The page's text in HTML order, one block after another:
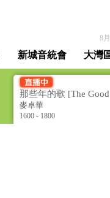
8
新城音統會 大灣
那些年的歌 [The Good
Old Songs]
麥卓華
1600 - 1800